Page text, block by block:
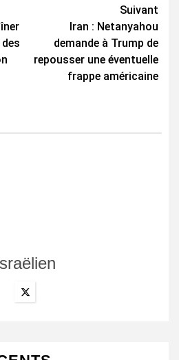
Suivant
Iran : Netanyahou
demande à Trump de
repousser une éventuelle
frappe américaine